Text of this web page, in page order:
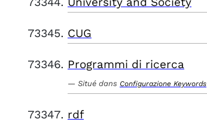
CUG
Programmi di ricerca
Situé dans Configurazione Keywords
rdf